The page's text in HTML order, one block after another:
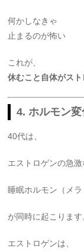
何かしなきゃ
止まるのが怖い
これが、
休むこと自体がス
4. ホルモン
40代は、
エストロゲンの急激
睡眠ホルモン（メ
が同時に起こります
エストロゲンは、